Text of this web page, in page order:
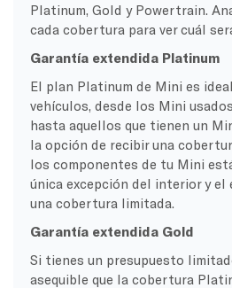
Platinum, Gold y Powertrain.
cada cobertura para ver cuál
Garantía extendida Platinum
El plan Platinum de Mini es
vehículos, desde los Mini
hasta aquellos que tienen un
la opción de recibir una
los componentes de tu Mini
única excepción del interior y el
una cobertura limitada.
Garantía extendida Gold
Si tienes un presupuesto
asequible que la cobertura